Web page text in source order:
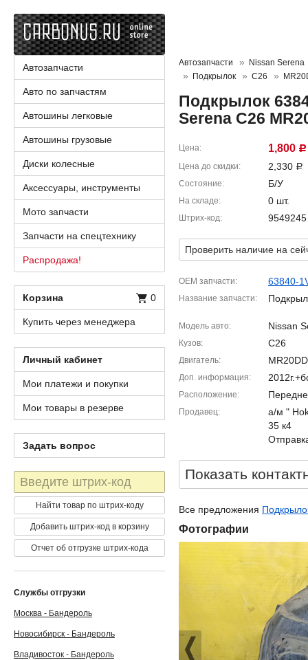
Автозапчасти
Nissan Serena
Подкрылок
C26
Подкрылок
Serena C26
Цена 1,800 Р
Цена до скидки 2,330 Р
Состояние Б/У
На складе 0 шт.
Штрих-код 9549245
Проверить наличие на
OEM запчасти 63840-
Название запчасти
Модель авто Nissan
Кузов C26
Двигатель MR20DD
Доп. информация
Расположение
Продавец
а/м "
35 к4
Показать
Все предложения
Фотографии
Автозапчасти
Авто по запчастям
Автошины легковые
Автошины грузовые
Диски колесные
Аксессуары, инструменты
Мото запчасти
Запчасти на спецтехнику
Распродажа!
Корзина 0
Купить через менеджера
Личный кабинет
Мои платежи и покупки
Мои товары в резерве
Задать вопрос
Штрих-
код
Найти товар по штрих-коду
Добавить штрих-код в корзину
Отчет об отгрузке штрих-кода
Службы отгрузки
Москва - Бандероль
Новосибирск - Бандероль
Владивосток - Бандероль